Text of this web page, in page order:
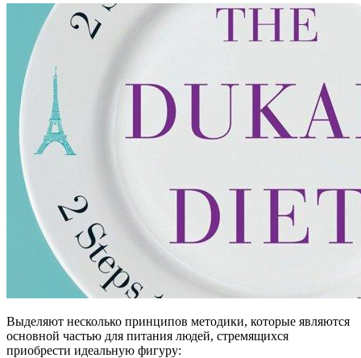
Выделяют несколько принципов методики, которые являются
основной частью для питания людей, стремящихся
приобрести идеальную фигуру: